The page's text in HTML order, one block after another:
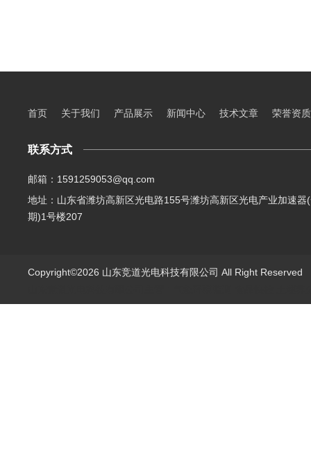
首页 关于我们 产品展示 新闻中心 技术文章 荣誉资质
联系方式
邮箱：1591259053@qq.com
地址：山东省潍坊高新区光电路155号潍坊高新区光电产业加速器
期)1号楼207
Copyright©2026 山东竞道光电科技有限公司 All Right